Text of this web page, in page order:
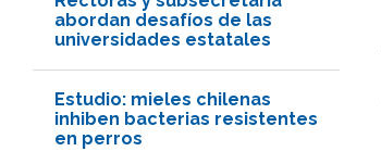
abordan desafíos de las
universidades estatales
Estudio: mieles chilenas
inhiben bacterias resistentes
en perros